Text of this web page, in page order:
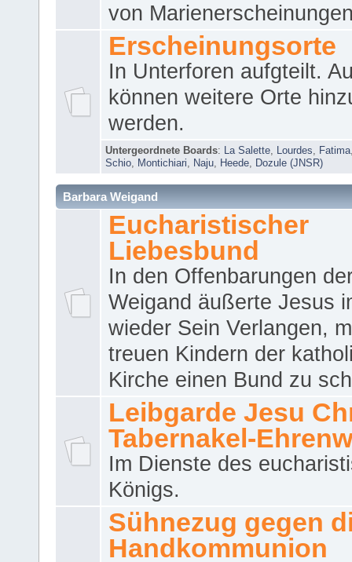
von
Erscheinungsorte
In Unterforen aufgteilt.
können weitere Orte
werden.
Untergeordnete Boards: La Salette Lourdes Fatima
Schio
Montichiari Naju Heede Dozule (JNSR)
Barbara Weigand
Eucharistischer
Liebesbund
In den Offenbarungen
Weigand äußerte Jesus
wieder Sein Verlangen,
treuen Kindern der
Kirche einen Bund zu
Leibgarde Jesu
Tabernakel-
Im Dienste des
Königs.
Sühnezug gegen
Handkommunion